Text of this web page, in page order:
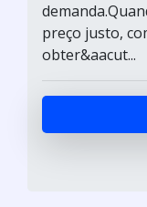
preço justo,
obter&aacut...